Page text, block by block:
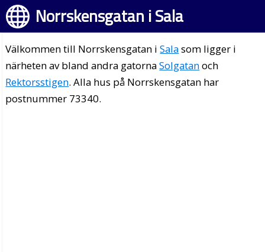
Norrskensgatan i Sala
Välkommen till Norrskensgatan iSalasom ligger i
närheten av bland andra gatornaSolgatanoch
Rektorsstigen. Alla hus på Norrskensgatan har
postnummer 73340.